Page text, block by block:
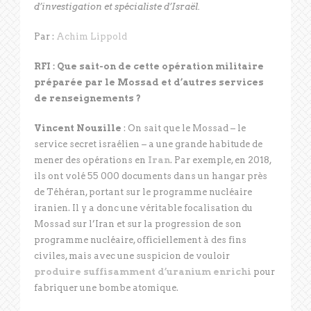
d’investigation et spécialiste d’Israël.
Par : Achim Lippold
RFI : Que sait-on de cette opération militaire
préparée par le Mossad et d’autres services
de renseignements ?
Vincent Nouzille : On sait que le Mossad – le
service secret israélien – a une grande habitude de
mener des opérations en Iran. Par exemple, en 2018,
ils ont volé 55 000 documents dans un hangar près
de Téhéran, portant sur le programme nucléaire
iranien. Il y a donc une véritable focalisation du
Mossad sur l’Iran et sur la progression de son
programme nucléaire, officiellement à des fins
civiles, mais avec une suspicion de vouloir
produire suffisamment d’uranium enrichi pour
fabriquer une bombe atomique.